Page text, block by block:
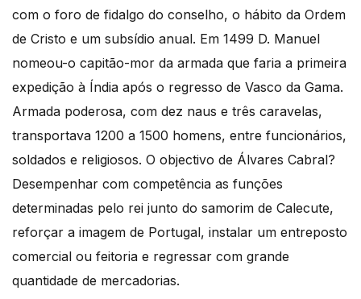
com o foro de fidalgo do conselho, o hábito da Ordem
de Cristo e um subsídio anual. Em 1499 D. Manuel
nomeou-o capitão-mor da armada que faria a primeira
expedição à Índia após o regresso de Vasco da Gama.
Armada poderosa, com dez naus e três caravelas,
transportava 1200 a 1500 homens, entre funcionários,
soldados e religiosos. O objectivo de Álvares Cabral?
Desempenhar com competência as funções
determinadas pelo rei junto do samorim de Calecute,
reforçar a imagem de Portugal, instalar um entreposto
comercial ou feitoria e regressar com grande
quantidade de mercadorias.